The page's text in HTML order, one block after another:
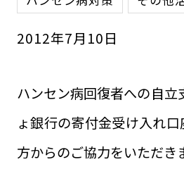
2012年7月 10日
ハンセン病回復者への自立
ょ銀行の寄付金受け入れ
方からのご協力をいただき